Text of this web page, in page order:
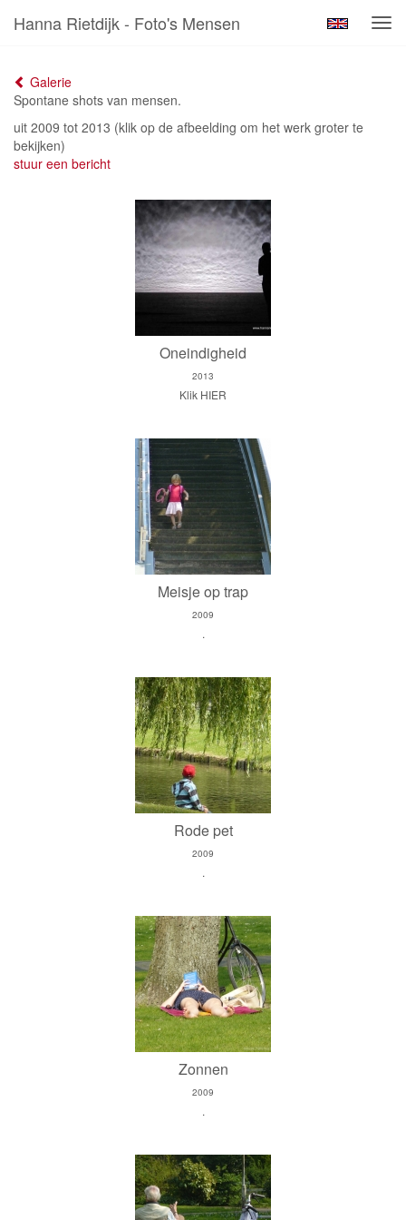
Hanna Rietdijk - Foto's Mensen
Galerie
Spontane shots van mensen.
uit 2009 tot 2013 (klik op de afbeelding om het werk groter te
bekijken)
stuur een bericht
Oneindigheid
2013
Klik HIER
Meisje op trap
2009
.
Rode pet
2009
.
Zonnen
2009
.